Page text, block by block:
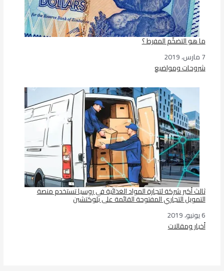
ما هو التضخّم المفرط ؟
التاريخ
7 مارس، 2019
في ما يتعلق بما يأتي
شروحات ومواضيع
ثالث أكبر شركة لتجارة المواد الغذائية في روسيا تستخدم منصة
التمويل التجاري المفتوحة القائمة على بلوكتشين
التاريخ
6 يونيو، 2019
في ما يتعلق بما يأتي
أخبار ومقالات